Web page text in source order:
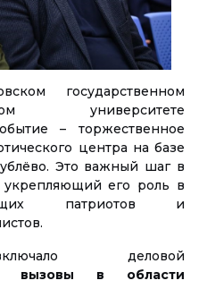
государственном
университете
– торжественное
центра на базе
Это важный шаг в
укрепляющий его роль в
патриотов и
деловой
вызовы в области